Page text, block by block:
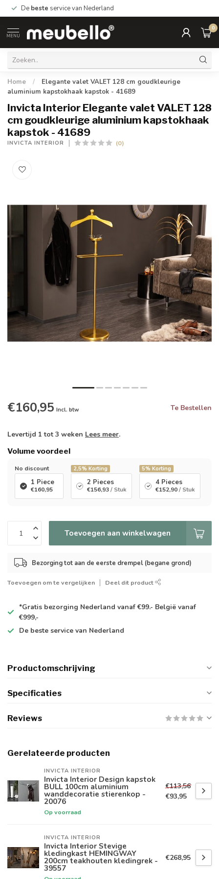
De beste service van Nederland
MENU
0
Home /
Elegante valet VALET 128 cm goudkleurige
aluminium kapstokhaak kapstok - 41689
Invicta Interior Elegante valet VALET 128
cm goudkleurige aluminium kapstokhaak
kapstok - 41689
INVICTA INTERIOR (0)
€160,95 Incl. btw Te Bestellen
Levertijd 1 tot 3 weken Lees meer.
Volume voordeel
No discount
1 Piece
€160,95
2,5% Korting
2 Pieces
€156,93/ Stuk
5% Korting
4 Pieces
€152,90/ Stuk
Toevoegen aan winkelwagen
Bezorging tot aan de eerste drempel (begane grond)
Toevoegen om te vergelijken Deel dit product
*Gratis bezorging Nederland vanaf €99.- België vanaf
€999,-
De beste service van Nederland
Productomschrijving
Specificaties
Reviews
Gerelateerde producten
INVICTA INTERIOR
Invicta Interior Design kapstok
BULL 100cm aluminium
wanddecoratie stierenkop -
20076
Op voorraad
€113,56
€93,95
INVICTA INTERIOR
Invicta Interior Stevige
kledingkast HEMINGWAY
200cm teakhouten kledingrek -
39557
€268,95